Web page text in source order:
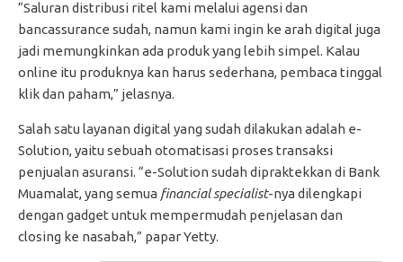
“Saluran distribusi ritel kami melalui agensi dan
bancassurance sudah, namun kami ingin ke arah digital juga
jadi memungkinkan ada produk yang lebih simpel. Kalau
online itu produknya kan harus sederhana, pembaca tinggal
klik dan paham,” jelasnya.
Salah satu layanan digital yang sudah dilakukan adalah e-
Solution, yaitu sebuah otomatisasi proses transaksi
penjualan asuransi. “e-Solution sudah dipraktekkan di Bank
Muamalat, yang semua financial specialist-nya dilengkapi
dengan gadget untuk mempermudah penjelasan dan
closing ke nasabah,” papar Yetty.